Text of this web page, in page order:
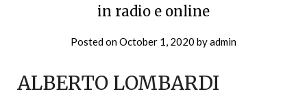
in radio e online
Posted onOctober 1, 2020 byadmin
ALBERTO LOMBARDI